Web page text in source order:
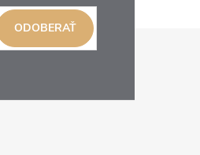
ODOBERAŤ